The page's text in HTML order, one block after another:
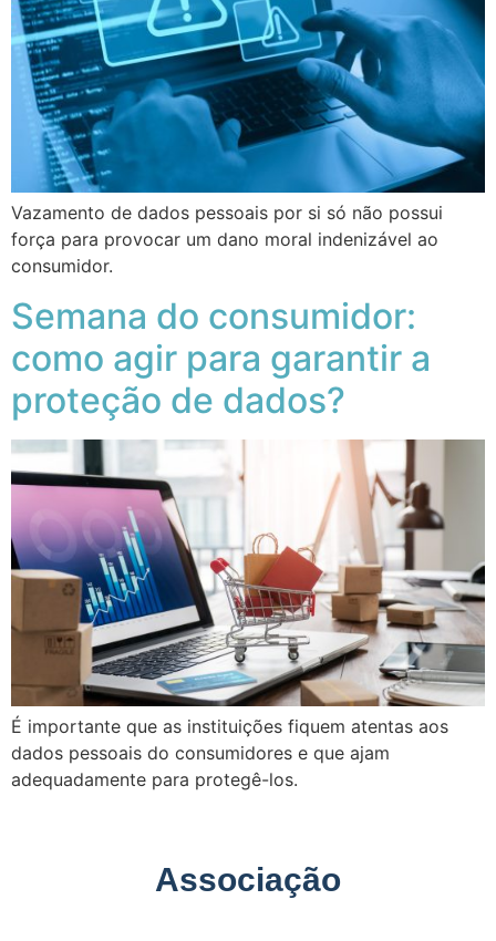
Vazamento de dados pessoais por si só não possui
força para provocar um dano moral indenizável ao
consumidor.
Semana do consumidor:
como agir para garantir a
proteção de dados?
É importante que as instituições fiquem atentas aos
dados pessoais do consumidores e que ajam
adequadamente para protegê-los.
Associação